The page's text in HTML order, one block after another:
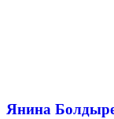
Янина